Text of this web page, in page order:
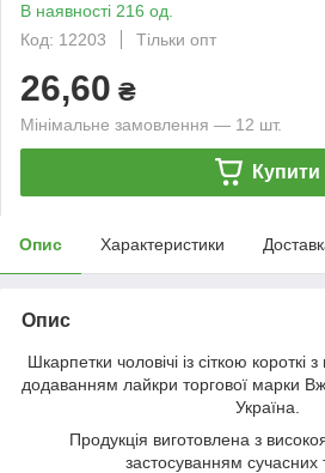
В наявності 216 од.
Код: 12203
Тільки опт
26,60 ₴
Мінімальне замовлення — 12 шт.
Купити
Опис Характеристики
Опис
Шкарпетки чоловічі із сіткою короткі
додаванням лайкри торгової марки
Україна.
Продукція виготовлена з
застосуванням сучасних